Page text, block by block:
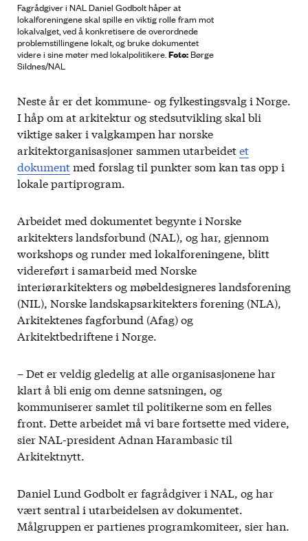
Fagrådgiver i NAL Daniel Godbolt håper at
lokalforeningene skal spille en viktig rolle fram mot
lokalvalget, ved å konkretisere de overordnede
problemstillingene lokalt, og bruke dokumentet
videre i sine møter med lokalpolitikere.Foto:Børge
Sildnes/NAL
Neste år er det kommune- og fylkestingsvalg i Norge.
I håp om at arkitektur og stedsutvikling skal bli
viktige saker i valgkampen har norske
arkitektorganisasjoner sammen utarbeidetet
dokumentmed forslag til punkter som kan tas opp i
lokale partiprogram.
Arbeidet med dokumentet begynte i Norske
arkitekters landsforbund (NAL), og har, gjennom
workshops og runder med lokalforeningene, blitt
videreført i samarbeid med Norske
interiørarkitekters og møbeldesigneres landsforening
(NIL), Norske landskapsarkitekters forening (NLA),
Arkitektenes fagforbund (Afag) og
Arkitektbedriftene i Norge.
– Det er veldig gledelig at alle organisasjonene har
klart å bli enig om denne satsningen, og
kommuniserer samlet til politikerne som en felles
front. Dette arbeidet må vi bare fortsette med videre,
sier NAL-president Adnan Harambasic til
Arkitektnytt.
Daniel Lund Godbolt er fagrådgiver i NAL, og har
vært sentral i utarbeidelsen av dokumentet.
Målgruppen er partienes programkomiteer, sier han.